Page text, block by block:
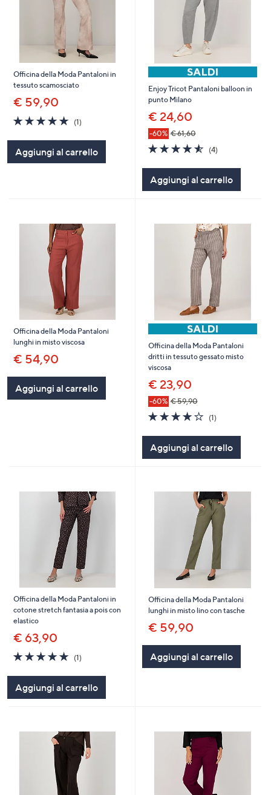
Officina della Moda Pantaloni in
tessuto scamosciato
€ 59,90
5.0
of
5
Stars
(1)
Aggiungi al carrello
Enjoy Tricot Pantaloni balloon in
punto Milano
€ 24,60
-60% € 61,60
4.5
of
5
Stars
(4)
Aggiungi al carrello
Officina della Moda Pantaloni
lunghi in misto viscosa
€ 54,90
Aggiungi al carrello
Officina della Moda Pantaloni
dritti in tessuto gessato misto
viscosa
€ 23,90
-60% € 59,90
4.0
of
5
Stars
(1)1
Aggiungi al carrello
Officina della Moda Pantaloni in
cotone stretch fantasia a pois con
elastico
€ 63,90
5.0
of
5
Stars
(1)1
Aggiungi al carrello
Officina della Moda Pantaloni
lunghi in misto lino con tasche
€ 59,90
Aggiungi al carrello